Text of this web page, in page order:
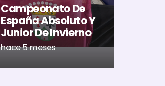
Campeonato De
España Absoluto Y
Junior De Invierno
hace 5 meses